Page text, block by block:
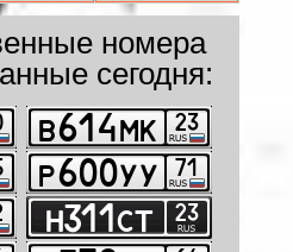
номера
сегодня: